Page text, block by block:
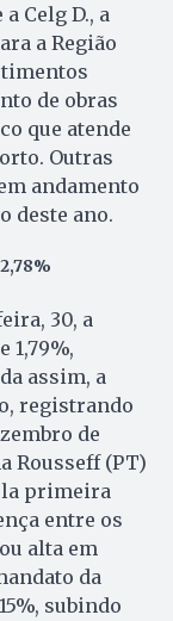
Celg D., a
a Região
de obras
que atende
Outras
andamento
deste ano.
30, a
1,79%,
assim, a
registrando
de
Rousseff (PT)
primeira
entre os
alta em
da
subindo